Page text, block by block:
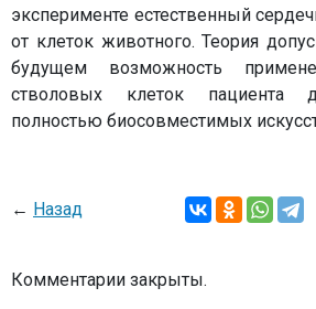
эксперименте естественный
от клеток животного. Теория
будущем возможность
стволовых клеток пациента
полностью биосовместимых
← Назад
Комментарии закрыты.